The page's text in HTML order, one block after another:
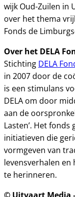
wijk Oud-Zuilen in
over het thema
Fonds de
Over het DELA
Stichting DELA
in 2007 door de
is een stimulans
DELA om door
aan de
Lasten’. Het
initiatieven die
vormgeven van
levensverhalen
te herinneren.